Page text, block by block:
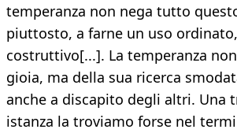
temperanza non nega tutto
piuttosto, a farne un uso
costruttivo[...]. La temperanza
gioia, ma della sua ricerca
anche a discapito degli altri. Una
istanza la troviamo forse nel